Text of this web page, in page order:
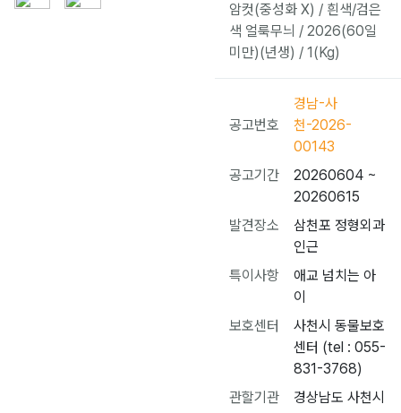
암컷(중성화 X) / 흰색/검은
색 얼룩무늬 / 2026(60일
미만)(년생) / 1(Kg)
공고번호
경남-사
천-2026-
00143
공고기간
20260604 ~
20260615
발견장소
삼천포 정형외과
인근
특이사항
애교 넘치는 아
이
보호센터
사천시 동물보호
센터 (tel : 055-
831-3768)
관할기관
경상남도 사천시